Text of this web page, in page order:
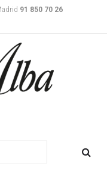
91 850 70 26